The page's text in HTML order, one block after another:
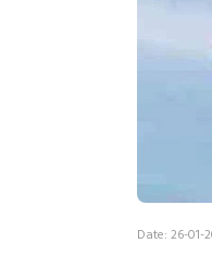
Date: 26-01-